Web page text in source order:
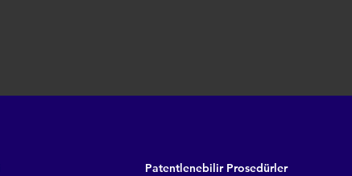
Patentlenebilir Prosedürler